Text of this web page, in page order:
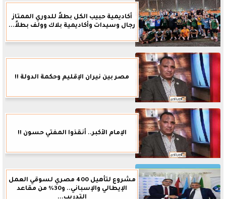
أكاديمية حبيب الكل بطلاً للدوري الممتاز
رجال وسيدات وأكاديمية بلاك وولف بطلاً...
مصر بين نيران الإقليم وحكمة الدولة !!
الإمام الأكبر.. أنقذوا المفتي حسون !!
مشروع لتأهيل 400 مصري لسوقي العمل
الإيطالي والإسباني.. و30% من مقاعد
التدريب...